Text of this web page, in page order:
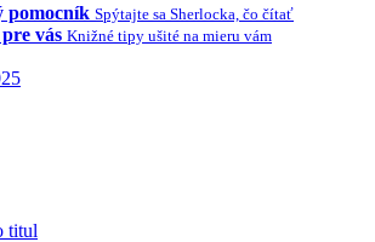
pomocník Spýtajte sa Sherlocka, čo čítať
vás Knižné tipy ušité na mieru vám
titul